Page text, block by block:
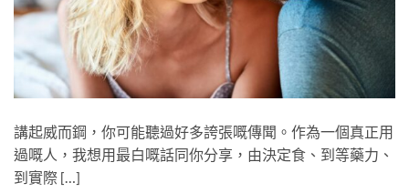
講起威而鋼，你可能聽過好多誇張嘅傳聞。作為一個真正用
過嘅人，我想用最白嘅話同你分享，由決定食、到等藥力、
到實際 […]